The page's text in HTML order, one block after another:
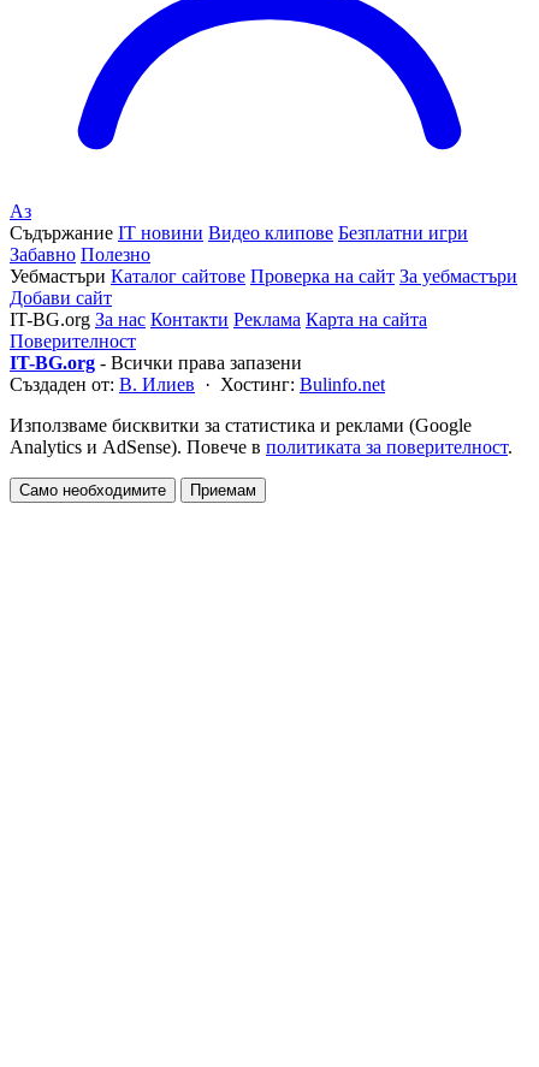
Аз
Съдържание IT новини Видео клипове Безплатни игри
Забавно Полезно
Уебмастъри Каталог сайтове Проверка на сайт За уебмастъри
Добави сайт
IT-BG.org За нас Контакти Реклама Карта на сайта
Поверителност
IT-BG.org - Всички права запазени
Създаден от: В. Илиев · Хостинг: Bulinfo.net
Използваме бисквитки за статистика и реклами (Google
Analytics и AdSense). Повече в политиката за поверителност.
Само необходимите Приемам